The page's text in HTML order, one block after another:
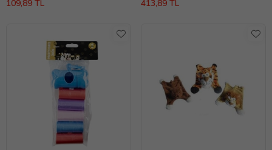
109,89 TL 413,89 TL